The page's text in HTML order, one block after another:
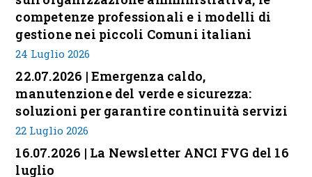
competenze professionali e i modelli di
gestione nei piccoli Comuni italiani
24 Luglio 2026
22.07.2026 | Emergenza caldo,
manutenzione del verde e sicurezza:
soluzioni per garantire continuità servizi
22 Luglio 2026
16.07.2026 | La Newsletter ANCI FVG del 16
luglio